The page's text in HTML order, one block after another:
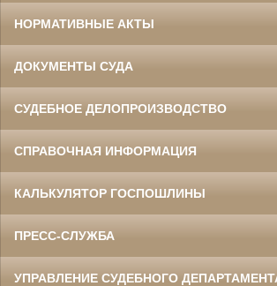
НОРМАТИВНЫЕ АКТЫ
ДОКУМЕНТЫ СУДА
СУДЕБНОЕ ДЕЛОПРОИЗВОДСТВО
СПРАВОЧНАЯ ИНФОРМАЦИЯ
КАЛЬКУЛЯТОР ГОСПОШЛИНЫ
ПРЕСС-СЛУЖБА
УПРАВЛЕНИЕ СУДЕБНОГО